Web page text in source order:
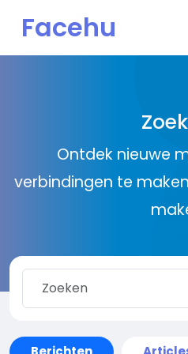
Facehu
Ontdek nieuwe
verbindingen te